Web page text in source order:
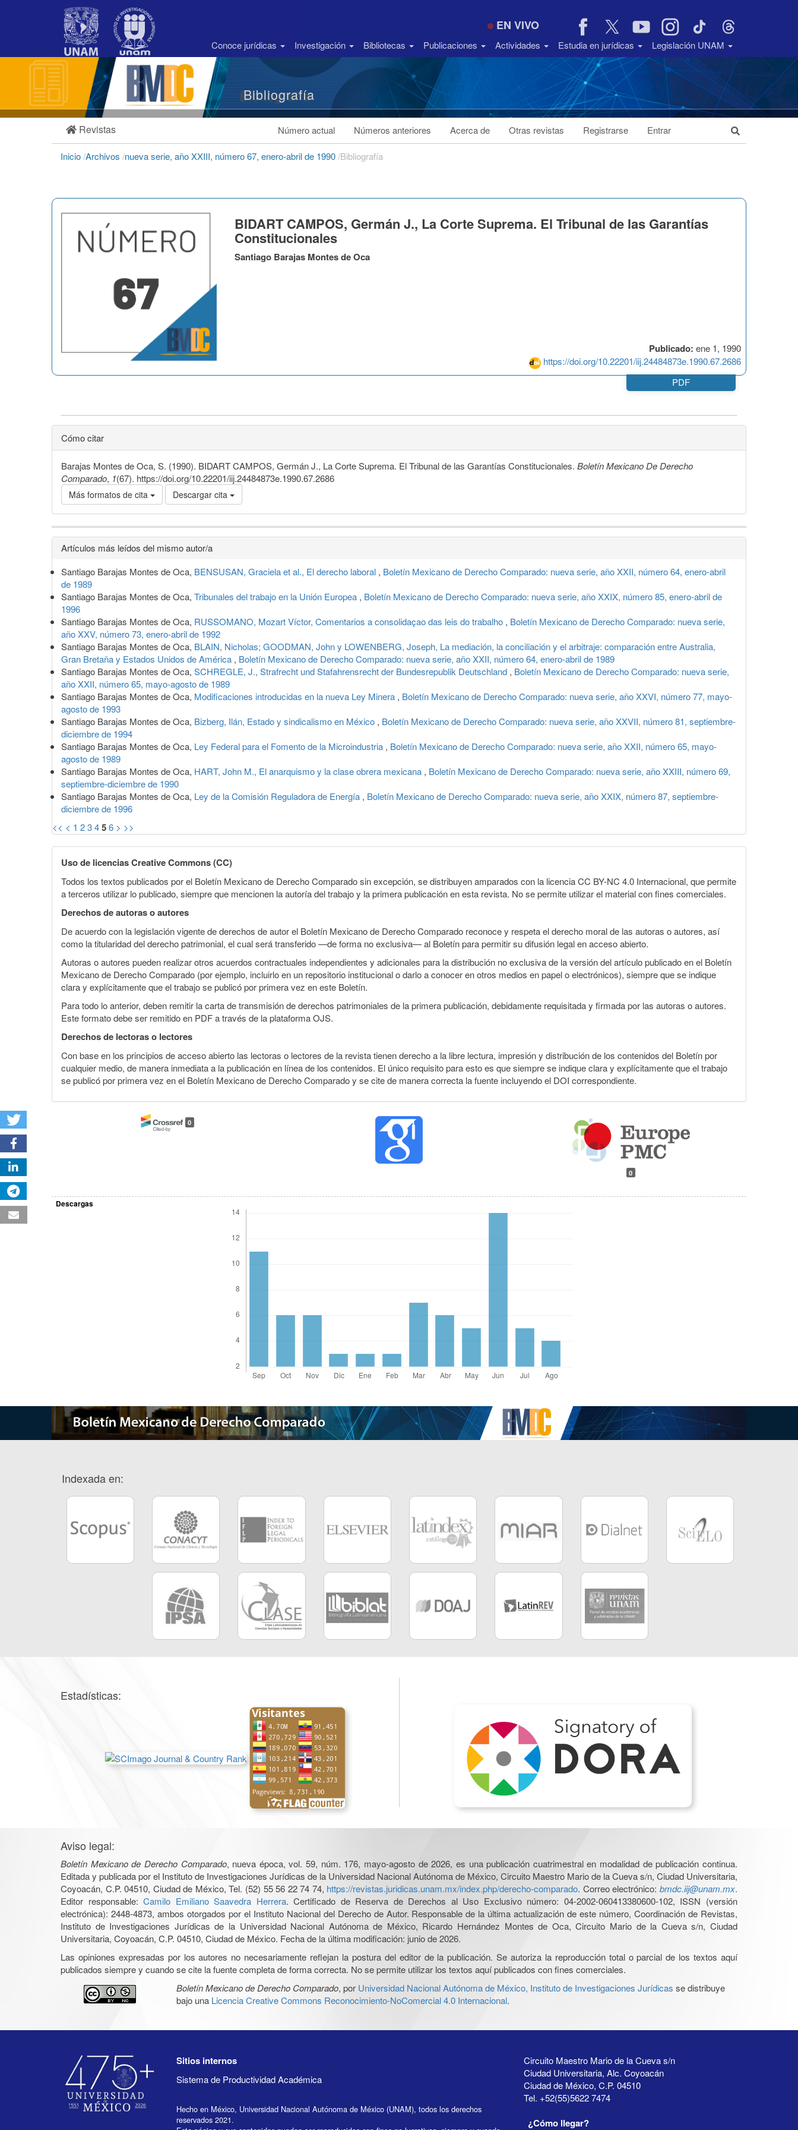
Barra
EN VIVO
Conoce jurídicas Investigación Bibliotecas Publicaciones Actividades Estudia en jurídicas Legislación UNAM
Bibliografía
Revistas Número actual Números anteriores Acerca de Otras revistas Registrarse Entrar
Inicio/Archivos /nueva serie, año XXIII, número 67, enero-abril de 1990/Bibliografía
Publicado: ene 1, 1990
https://doi.org/10.22201/iij.24484873e.1990.67.2686
BIDART CAMPOS, Germán J., La Corte Suprema. El Tribunal de las Garantías
Constitucionales
Santiago Barajas Montes de Oca
PDF
Cómo citar
Barajas Montes de Oca, S. (1990). BIDART CAMPOS, Germán J., La Corte Suprema. El Tribunal de las Garantías Constitucionales. Boletín Mexicano De Derecho
Comparado, 1(67). https://doi.org/10.22201/iij.24484873e.1990.67.2686
Más formatos de cita Descargar cita
Detalles
del
artículo
Artículos más leídos del mismo autor/a
Santiago Barajas Montes de Oca, BENSUSAN, Graciela et al., El derecho laboral , Boletín Mexicano de Derecho Comparado: nueva serie, año XXII, número 64, enero-abril
de 1989
Santiago Barajas Montes de Oca, Tribunales del trabajo en la Unión Europea , Boletín Mexicano de Derecho Comparado: nueva serie, año XXIX, número 85, enero-abril de
1996
Santiago Barajas Montes de Oca, RUSSOMANO, Mozart Víctor, Comentarios a consolidaçao das leis do trabalho , Boletín Mexicano de Derecho Comparado: nueva serie,
año XXV, número 73, enero-abril de 1992
Santiago Barajas Montes de Oca, BLAIN, Nicholas; GOODMAN, John y LOWENBERG, Joseph, La mediación, la conciliación y el arbitraje: comparación entre Australia,
Gran Bretaña y Estados Unidos de América , Boletín Mexicano de Derecho Comparado: nueva serie, año XXII, número 64, enero-abril de 1989
Santiago Barajas Montes de Oca, SCHREGLE, J., Strafrecht und Stafahrensrecht der Bundesrepublik Deutschland , Boletín Mexicano de Derecho Comparado: nueva serie,
año XXII, número 65, mayo-agosto de 1989
Santiago Barajas Montes de Oca, Modificaciones introducidas en la nueva Ley Minera , Boletín Mexicano de Derecho Comparado: nueva serie, año XXVI, número 77, mayo-
agosto de 1993
Santiago Barajas Montes de Oca, Bizberg, Ilán, Estado y sindicalismo en México , Boletín Mexicano de Derecho Comparado: nueva serie, año XXVII, número 81, septiembre-
diciembre de 1994
Santiago Barajas Montes de Oca, Ley Federal para el Fomento de la Microindustria , Boletín Mexicano de Derecho Comparado: nueva serie, año XXII, número 65, mayo-
agosto de 1989
Santiago Barajas Montes de Oca, HART, John M., El anarquismo y la clase obrera mexicana , Boletín Mexicano de Derecho Comparado: nueva serie, año XXIII, número 69,
septiembre-diciembre de 1990
Santiago Barajas Montes de Oca, Ley de la Comisión Reguladora de Energía , Boletín Mexicano de Derecho Comparado: nueva serie, año XXIX, número 87, septiembre-
diciembre de 1996
<< < 1 23456 > >>
Uso de licencias Creative Commons (CC)
Todos los textos publicados por el Boletín Mexicano de Derecho Comparado sin excepción, se distribuyen amparados con la licencia CC BY-NC 4.0 Internacional, que permite
a terceros utilizar lo publicado, siempre que mencionen la autoría del trabajo y la primera publicación en esta revista. No se permite utilizar el material con fines comerciales.
Derechos de autoras o autores
De acuerdo con la legislación vigente de derechos de autor el Boletín Mexicano de Derecho Comparado reconoce y respeta el derecho moral de las autoras o autores, así
como la titularidad del derecho patrimonial, el cual será transferido —de forma no exclusiva— al Boletín para permitir su difusión legal en acceso abierto.
Autoras o autores pueden realizar otros acuerdos contractuales independientes y adicionales para la distribución no exclusiva de la versión del artículo publicado en el Boletín
Mexicano de Derecho Comparado (por ejemplo, incluirlo en un repositorio institucional o darlo a conocer en otros medios en papel o electrónicos), siempre que se indique
clara y explícitamente que el trabajo se publicó por primera vez en este Boletín.
Para todo lo anterior, deben remitir la carta de transmisión de derechos patrimoniales de la primera publicación, debidamente requisitada y firmada por las autoras o autores.
Este formato debe ser remitido en PDF a través de la plataforma OJS.
Derechos de lectoras o lectores
Con base en los principios de acceso abierto las lectoras o lectores de la revista tienen derecho a la libre lectura, impresión y distribución de los contenidos del Boletín por
cualquier medio, de manera inmediata a la publicación en línea de los contenidos. El único requisito para esto es que siempre se indique clara y explícitamente que el trabajo
se publicó por primera vez en el Boletín Mexicano de Derecho Comparado y se cite de manera correcta la fuente incluyendo el DOI correspondiente.
0
0
Descargas
Indexada en:
Estadísticas:
Aviso legal:
Boletín Mexicano de Derecho Comparado, nueva época, vol. 59, núm. 176, mayo-agosto de 2026, es una publicación cuatrimestral en modalidad de publicación continua.
Editada y publicada por el Instituto de Investigaciones Jurídicas de la Universidad Nacional Autónoma de México, Circuito Maestro Mario de la Cueva s/n, Ciudad Universitaria,
Coyoacán, C.P. 04510, Ciudad de México, Tel. (52) 55 56 22 74 74, https://revistas.juridicas.unam.mx/index.php/derecho-comparado. Correo electrónico: bmdc.iij@unam.mx.
Editor responsable:Camilo Emiliano Saavedra Herrera. Certificado de Reserva de Derechos al Uso Exclusivo número: 04-2002-060413380600-102, ISSN (versión
electrónica): 2448-4873, ambos otorgados por el Instituto Nacional del Derecho de Autor. Responsable de la última actualización de este número, Coordinación de Revistas,
Instituto de Investigaciones Jurídicas de la Universidad Nacional Autónoma de México, Ricardo Hernández Montes de Oca, Circuito Mario de la Cueva s/n, Ciudad
Universitaria, Coyoacán, C.P. 04510, Ciudad de México. Fecha de la última modificación: junio de 2026.
Las opiniones expresadas por los autores no necesariamente reflejan la postura del editor de la publicación. Se autoriza la reproducción total o parcial de los textos aquí
publicados siempre y cuando se cite la fuente completa de forma correcta. No se permite utilizar los textos aquí publicados con fines comerciales.
Boletín Mexicano de Derecho Comparado, por Universidad Nacional Autónoma de México, Instituto de Investigaciones Jurídicas se distribuye
bajo una Licencia Creative Commons Reconocimiento-NoComercial 4.0 Internacional.
Sitios internos
Sistema de Productividad Académica
Hecho en México, Universidad Nacional Autónoma de México (UNAM), todos los derechos
reservados 2021.
Circuito Maestro Mario de la Cueva s/n
Ciudad Universitaria, Alc. Coyoacán
Ciudad de México, C.P. 04510
Tel. +52(55)5622 7474
¿Cómo llegar?